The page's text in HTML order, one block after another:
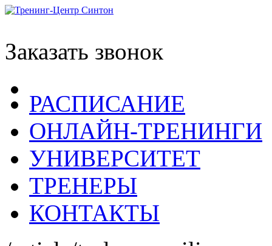
Заказать звонок
РАСПИСАНИЕ
ОНЛАЙН-ТРЕНИНГИ
УНИВЕРСИТЕТ
ТРЕНЕРЫ
КОНТАКТЫ